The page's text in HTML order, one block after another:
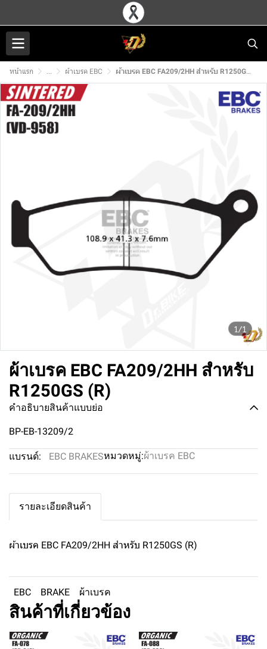
หน้าแรก ... ผ้าเบรค EBC ผ้าเบรค EBC FA209/2HH สำหรับ R1250GS (R)
1/1
ผ้าเบรค EBC FA209/2HH สำหรับ
R1250GS (R)
คำอธิบายสินค้าแบบย่อ
BP-EB-13209/2
แบรนด์: EBC BRAKESหมวดหมู่:ผ้าเบรค EBC
รายละเอียดสินค้า
ผ้าเบรค EBC FA209/2HH สำหรับ R1250GS (R)
EBC BRAKE ผ้าเบรค
สินค้าที่เกี่ยวข้อง